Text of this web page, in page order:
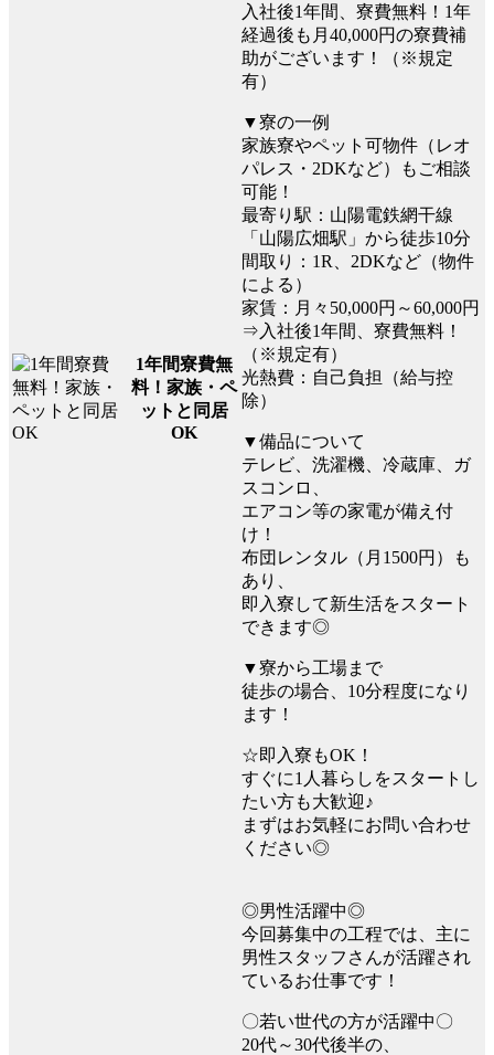
1年間寮費無
料！家族・ペ
ットと同居
OK
入社後1年間、寮費無料！1年
経過後も月40,000円の寮費補
助がございます！（※規定
有）
▼寮の一例
家族寮やペット可物件（レオ
パレス・2DKなど）もご相談
可能！
最寄り駅：山陽電鉄網干線
「山陽広畑駅」から徒歩10分
間取り：1R、2DKなど（物件
による）
家賃：月々50,000円～60,000円
⇒入社後1年間、寮費無料！
（※規定有）
光熱費：自己負担（給与控
除）
▼備品について
テレビ、洗濯機、冷蔵庫、ガ
スコンロ、
エアコン等の家電が備え付
け！
布団レンタル（月1500円）も
あり、
即入寮して新生活をスタート
できます◎
▼寮から工場まで
徒歩の場合、10分程度になり
ます！
☆即入寮もOK！
すぐに1人暮らしをスタートし
たい方も大歓迎♪
まずはお気軽にお問い合わせ
ください◎
◎男性活躍中◎
今回募集中の工程では、主に
男性スタッフさんが活躍され
ているお仕事です！
〇若い世代の方が活躍中〇
20代～30代後半の、